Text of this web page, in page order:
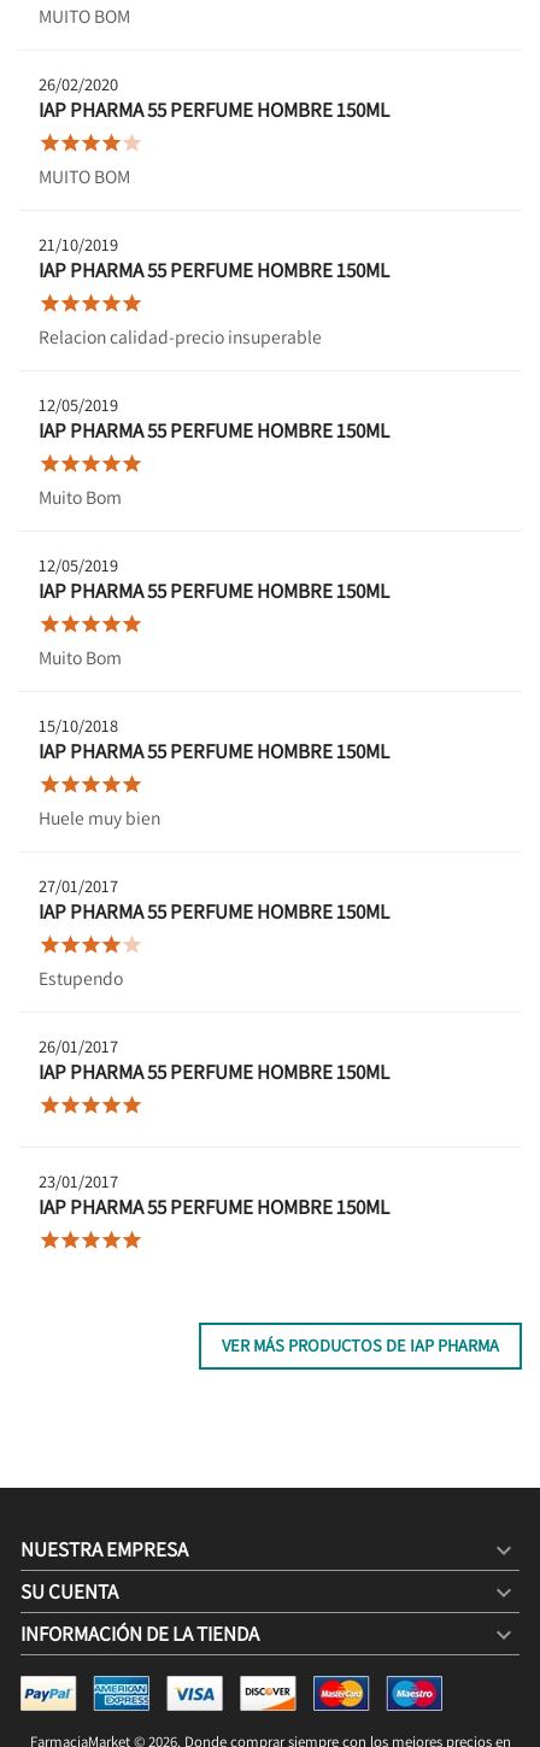
MUITO BOM
26/02/2020
IAP PHARMA 55 PERFUME HOMBRE 150ML

MUITO BOM
21/10/2019
IAP PHARMA 55 PERFUME HOMBRE 150ML

Relacion calidad-precio insuperable
12/05/2019
IAP PHARMA 55 PERFUME HOMBRE 150ML

Muito Bom
12/05/2019
IAP PHARMA 55 PERFUME HOMBRE 150ML

Muito Bom
15/10/2018
IAP PHARMA 55 PERFUME HOMBRE 150ML

Huele muy bien
27/01/2017
IAP PHARMA 55 PERFUME HOMBRE 150ML

Estupendo
26/01/2017
IAP PHARMA 55 PERFUME HOMBRE 150ML

23/01/2017
IAP PHARMA 55 PERFUME HOMBRE 150ML

VER MÁS PRODUCTOS DE IAP PHARMA
NUESTRA EMPRESA 
SU CUENTA 
INFORMACIÓN DE LA TIENDA keyboard_arrow_down
FarmaciaMarket © 2026. Donde comprar siempre con los mejores precios en